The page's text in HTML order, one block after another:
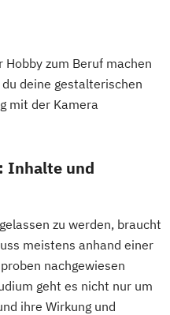
Hobby zum Beruf machen
deine gestalterischen
mit der Kamera
Inhalte und
zu werden, braucht
meistens anhand einer
nachgewiesen
geht es nicht nur um
ihre Wirkung und